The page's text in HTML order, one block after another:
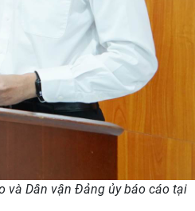
và Dân vận Đảng ủy báo cáo tại